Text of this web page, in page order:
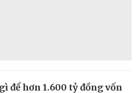
để hơn 1.600 tỷ đồng vốn